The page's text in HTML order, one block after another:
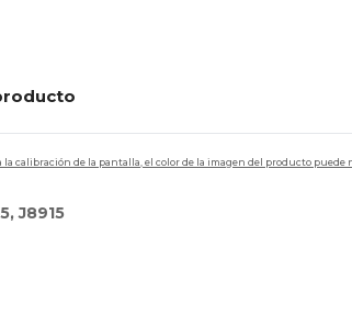
la calibración de la pantalla, el color de la imagen del producto
J8915